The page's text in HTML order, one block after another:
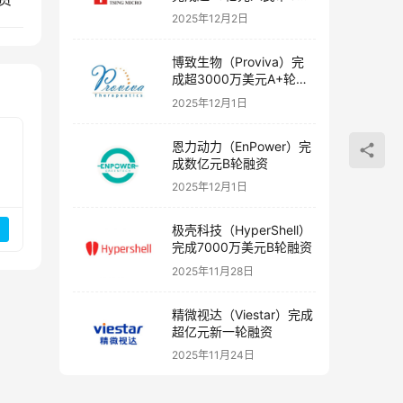
融资
2025年12月2日
博致生物（Proviva）完
成超3000万美元A+轮融
资
2025年12月1日
恩力动力（EnPower）完
成数亿元B轮融资
2025年12月1日
极壳科技（HyperShell）
完成7000万美元B轮融资
2025年11月28日
精微视达（Viestar）完成
超亿元新一轮融资
2025年11月24日